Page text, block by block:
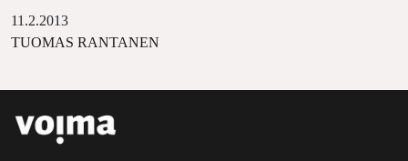
11.2.2013
TUOMAS RANTANEN